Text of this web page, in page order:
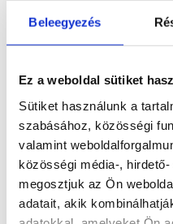
Beleegyezés
Ez a weboldal sütiket
Sütiket használunk a
szabásához, közösségi
valamint
közösségi média-,
megosztjuk az Ön
adatait, akik
Az ár nem tartalmazza a
szállítási díj
További információk
A típussal kapcsolatos
weboldalon találhatja meg: